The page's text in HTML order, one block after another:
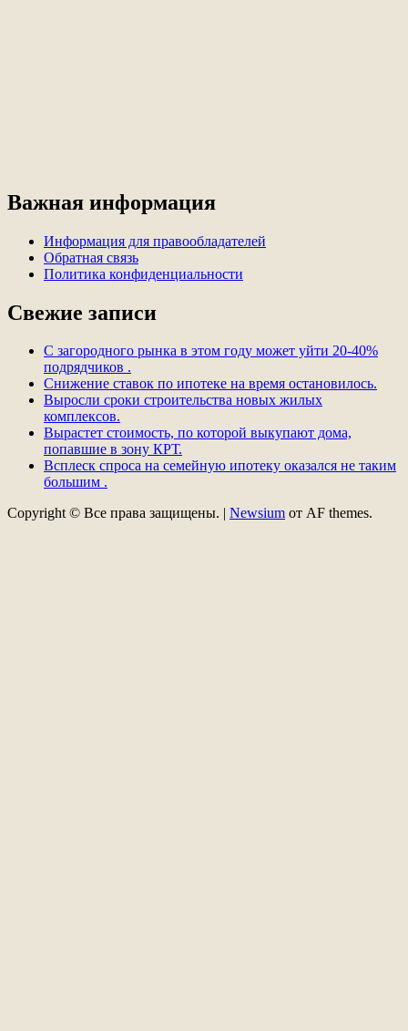
Важная информация
Информация для правообладателей
Обратная связь
Политика конфиденциальности
Свежие записи
С загородного рынка в этом году может уйти 20-40%
подрядчиков .
Снижение ставок по ипотеке на время остановилось.
Выросли сроки строительства новых жилых
комплексов.
Вырастет стоимость, по которой выкупают дома,
попавшие в зону КРТ.
Всплеск спроса на семейную ипотеку оказался не таким
большим .
Copyright © Все права защищены. | Newsium от AF themes.